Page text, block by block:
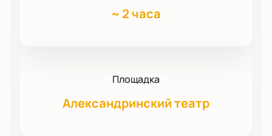
~ 2 часа
Площадка
Александринский театр